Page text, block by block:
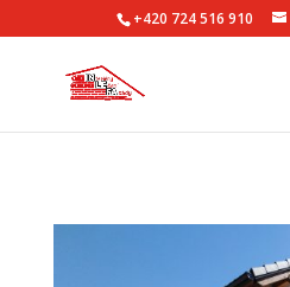
+420 724 516 910